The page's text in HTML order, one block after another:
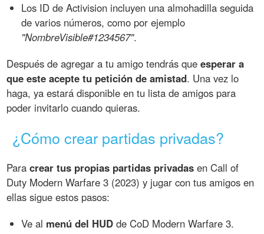
Los ID de Activision incluyen una almohadilla seguida
de varios números, como por ejemplo
"NombreVisible#1234567".
Después de agregar a tu amigo tendrás queesperar a
que este acepte tu petición de amistad. Una vez lo
haga, ya estará disponible en tu lista de amigos para
poder invitarlo cuando quieras.
¿Cómo crear partidas privadas?
Paracrear tus propias partidas privadas en Call of
Duty Modern Warfare 3 (2023) y jugar con tus amigos en
ellas sigue estos pasos:
Ve al menú del HUD de CoD Modern Warfare 3.